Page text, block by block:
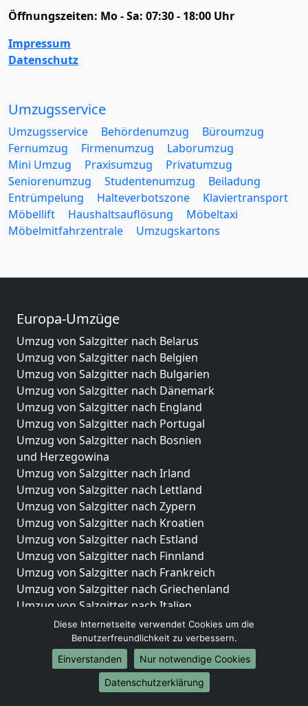
Öffnungszeiten: Mo - Sa: 07:30 - 18:00 Uhr
Impressum
Datenschutz
Umzugsservice
Umzugsservice Behördenumzug
Büroumzug
Fernumzug
Firmenumzug
Laborumzug
Mini Umzug
Praxisumzug
Privatumzug
Seniorenumzug
Studentenumzug
Beiladung
Entrümpelung
Halteverbotszone
Klaviertransport
Möbellift
Haushaltsauflösung
Möbeltaxi
Möbelmitfahrzentrale
Umzugskartons
Europa-Umzüge
Umzug von Salzgitter nach Belarus
Umzug von Salzgitter nach Belgien
Umzug von Salzgitter nach Bulgarien
Umzug von Salzgitter nach Dänemark
Umzug von Salzgitter nach England
Umzug von Salzgitter nach Portugal
Umzug von Salzgitter nach Bosnien
und Herzegowina
Umzug von Salzgitter nach Irland
Umzug von Salzgitter nach Lettland
Umzug von Salzgitter nach Zypern
Umzug von Salzgitter nach Kroatien
Umzug von Salzgitter nach Estland
Umzug von Salzgitter nach Finnland
Umzug von Salzgitter nach Frankreich
Umzug von Salzgitter nach Griechenland
Umzug von Salzgitter nach Italien
Umzug von Salzgitter nach Liechtenstein
Umzug von Salzgitter nach Luxemburg
Umzug von Salzgitter nach Niederlande
Umzug von Salzgitter nach Norwegen
Umzüge-Deutschlandweit
Diese Internetseite verwendet Cookies um die
Benutzerfreundlichkeit zu verbessern.
Einverstanden
Nur notwendige Cookies
Datenschutzerklärung